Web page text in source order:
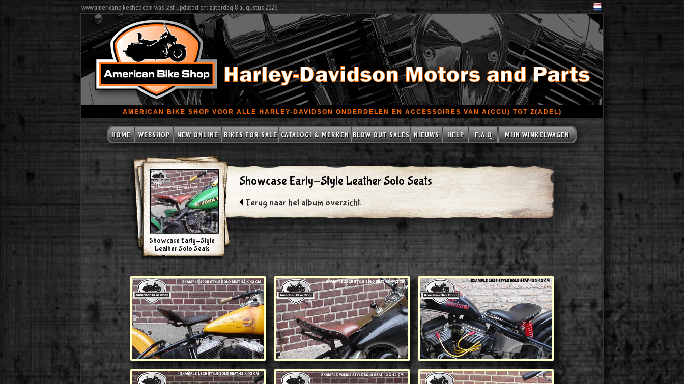
www.americanbikeshop.com was last updated on: zaterdag 8 augustus 2026
AMERICAN BIKE SHOP VOOR ALLE HARLEY-DAVIDSON ONDERDELEN EN ACCESSOIRES VAN A(CCU) TOT Z(ADEL)
HOME WEBSHOP NEW ONLINE BIKES FOR SALE CATALOGI & MERKEN BLOW OUT SALES NIEUWS HELP F.A.Q MIJN WINKELWAGEN
Showcase Early-Style
Leather Solo Seats
Showcase Early-Style Leather Solo Seats
Terug naar het album overzicht.